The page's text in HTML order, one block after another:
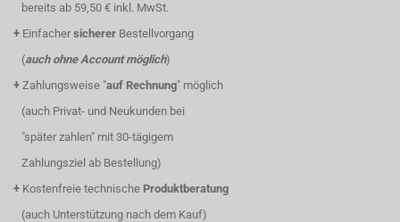
bereits ab 59,50 € inkl. MwSt.
+ Einfacher sicherer Bestellvorgang
(auch ohne Account möglich)
+ Zahlungsweise "auf Rechnung" möglich
(auch Privat- und Neukunden bei
"später zahlen" mit 30-tägigem
Zahlungsziel ab Bestellung)
+ Kostenfreie technische Produktberatung
(auch Unterstützung nach dem Kauf)